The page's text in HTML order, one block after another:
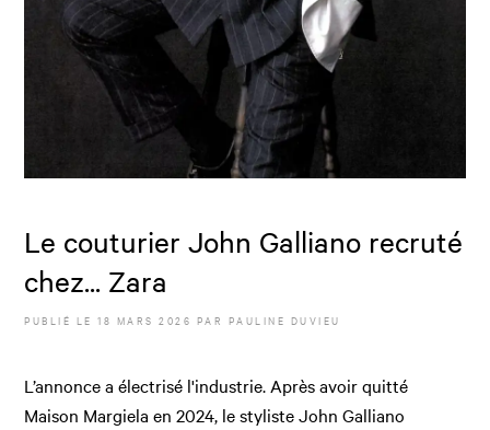
Le couturier John Galliano recruté
chez... Zara
PUBLIÉ LE18 MARS 2026 PAR PAULINE DUVIEU
L’annonce a électrisé l'industrie. Après avoir quitté
Maison Margiela en 2024, le styliste John Galliano